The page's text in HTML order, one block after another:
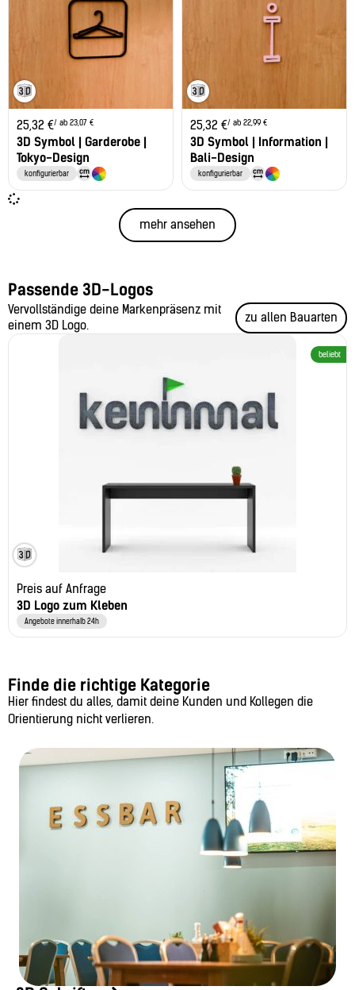
25,32 €/ ab 23,07 €
3D Symbol | Garderobe |
Tokyo-Design
konfigurierbar
25,32 €/ ab 22,99 €
3D Symbol | Information |
Bali-Design
konfigurierbar
mehr ansehen
Passende 3D-Logos
Vervollständige deine Markenpräsenz mit
einem 3D Logo.
zu allen Bauarten
beliebt
Preis auf Anfrage
3D Logo zum Kleben
Angebote innerhalb 24h
Finde die richtige Kategorie
Hier findest du alles, damit deine Kunden und Kollegen die
Orientierung nicht verlieren.